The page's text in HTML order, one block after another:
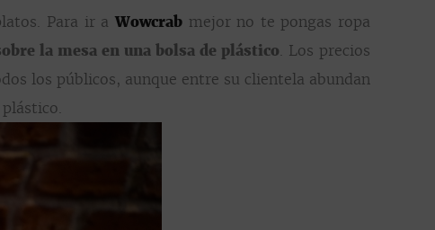
Para ir a Wowcrabmejor no te pongas ropa
la mesa en una bolsa de plástico. Los precios
los públicos, aunque entre su clientela abundan